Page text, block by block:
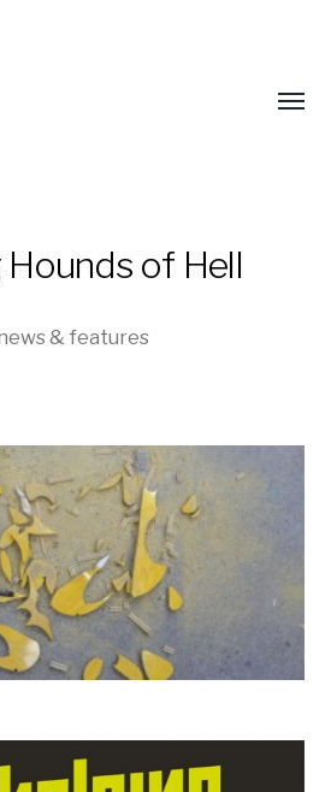
Menü
Hounds of Hell
& features